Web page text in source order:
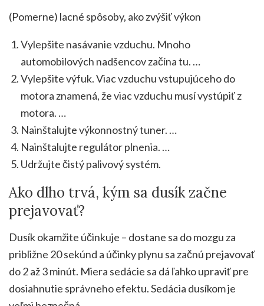
(Pomerne) lacné spôsoby, ako zvýšiť výkon
Vylepšite nasávanie vzduchu. Mnoho
automobilových nadšencov začína tu. …
Vylepšite výfuk. Viac vzduchu vstupujúceho do
motora znamená, že viac vzduchu musí vystúpiť z
motora. …
Nainštalujte výkonnostný tuner. …
Nainštalujte regulátor plnenia. …
Udržujte čistý palivový systém.
Ako dlho trvá, kým sa dusík začne
prejavovať?
Dusík okamžite účinkuje – dostane sa do mozgu za
približne 20 sekúnd a účinky plynu sa začnú prejavovať
do 2 až 3 minút. Miera sedácie sa dá ľahko upraviť pre
dosiahnutie správneho efektu. Sedácia dusíkom je